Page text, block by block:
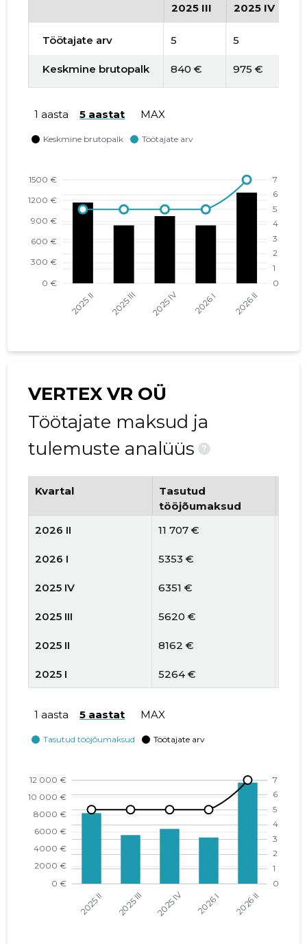
2025 III 2025 IV
Töötajate arv 5 5
Keskmine brutopalk 840 € 975 €
1 aasta 5 aastat MAX
VERTEX VR OÜ
Töötajate maksud ja
tulemuste analüüs
?
Kvartal
Tasutud
tööjõumaksud
2026 II
11 707 €
2026 I 5353 €
2025 IV 6351 €
2025 III 5620 €
2025 II 8162 €
2025 I 5264 €
2023 IV 4234 €
2023 III
2511 €
1 aasta 5 aastat MAX